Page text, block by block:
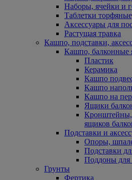
Наборы, ячейки и
Таблетки
Аксессуары для
Растущая травка
Кашпо, подставки,
Кашпо, балконные
Пластик
Керамика
Кашпо
Кашпо
Кашпо на
Ящики
Кронштейны,
ящиков
Подставки и
Опоры,
Подставки
Поддоны для
Грунты
Фертика